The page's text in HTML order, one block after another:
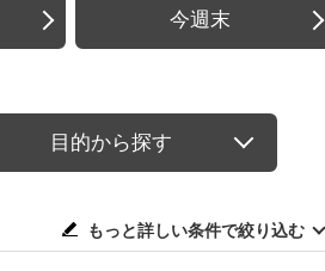
今週末
目的から探す
もっと詳しい条件で絞り込む